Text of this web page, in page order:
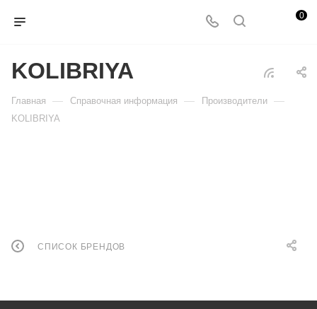
0
KOLIBRIYA
Главная — Справочная информация — Производители —
KOLIBRIYA
СПИСОК БРЕНДОВ